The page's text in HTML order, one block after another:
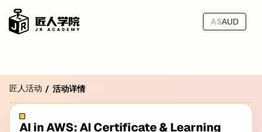
A$AUD
匠人活动 / 活动详情
AI in AWS: AI Certificate & Learning